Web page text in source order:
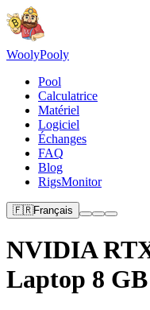
WoolyPooly
Pool
Calculatrice
Matériel
Logiciel
Échanges
FAQ
Blog
RigsMonitor
🇫🇷Français
NVIDIA
Laptop 8 GB